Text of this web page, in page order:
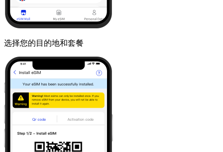
选择您的目的地和套餐